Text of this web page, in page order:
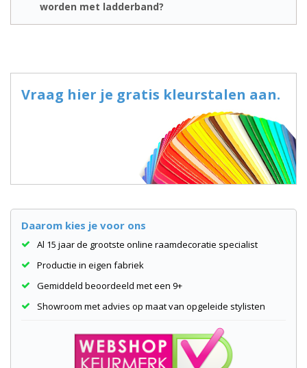
worden met ladderband?
Vraag hier je gratis kleurstalen aan.
Daarom kies je voor ons
Al 15 jaar de grootste online raamdecoratie specialist
Productie in eigen fabriek
Gemiddeld beoordeeld met een 9+
Showroom met advies op maat van opgeleide stylisten